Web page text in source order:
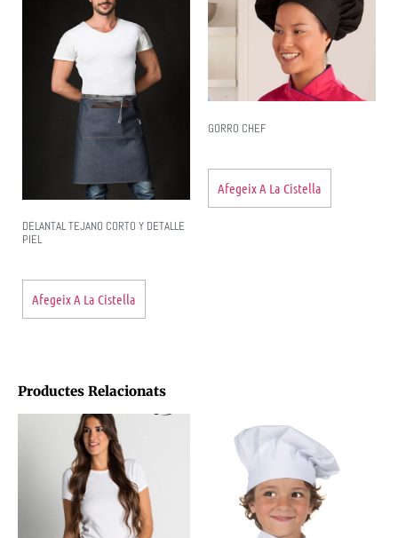
DELANTAL TEJANO CORTO Y DETALLE
PIEL
Afegeix A La Cistella
GORRO CHEF
Afegeix A La Cistella
Productes Relacionats